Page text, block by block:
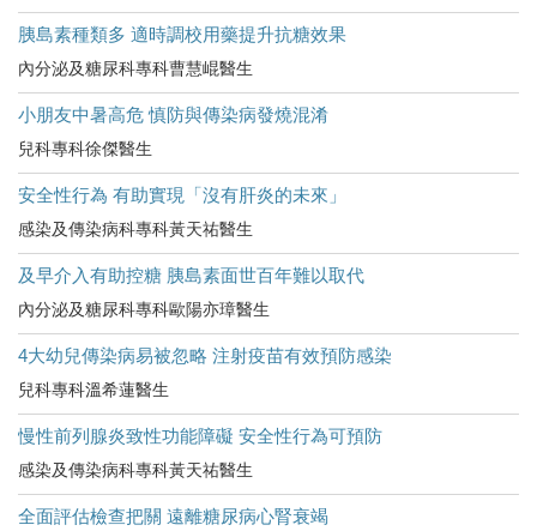
胰島素種類多 適時調校用藥提升抗糖效果
內分泌及糖尿科專科曹慧崐醫生
小朋友中暑高危​ 慎防與傳染病發燒混淆
兒科專科徐傑醫生
安全性行為 有助實現「沒有肝炎的未來」
感染及傳染病科專科黃天祐醫生
及早介入有助控糖 胰島素面世百年難以取代
內分泌及糖尿科專科歐陽亦璋醫生
4大幼兒傳染病易被忽略 注射疫苗有效預防感染
兒科專科溫希蓮醫生
慢性前列腺炎致性功能障礙 安全性行為可預防
感染及傳染病科專科黃天祐醫生
全面評估檢查把關 遠離糖尿病心腎衰竭